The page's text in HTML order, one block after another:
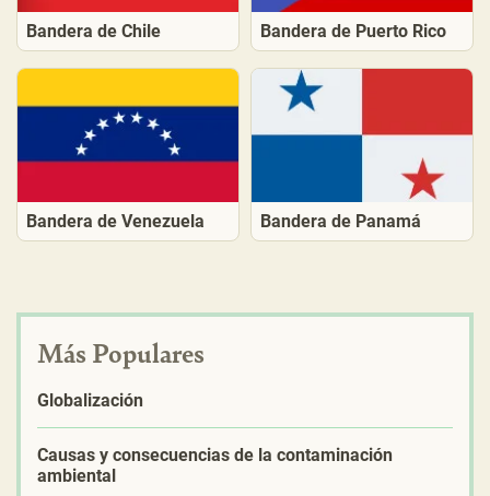
Bandera de Chile Bandera de Puerto Rico
Bandera de Venezuela Bandera de Panamá
Más Populares
Globalización
Causas y consecuencias de la contaminación
ambiental